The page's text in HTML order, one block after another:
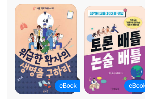
5장 일상 사고
화재 대처 방법
엘리베이터 추락 시 생존 방법
압사 대처 방법
손가락이 잘렸을 시 생존 방법
쥐가 났을 시 푸는 방법
잠긴 문을 여는 방법